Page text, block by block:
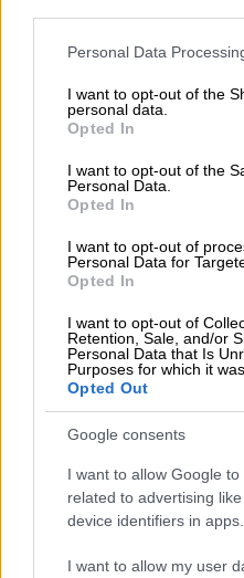
Please note that this
not limited to your visit or
grant or deny consent to
use your data for below
consent section.
Personal Data
I want to opt-out of the
personal data.
Opted In
I want to opt-out of the
Personal Data.
Opted In
I want to opt-out of
Personal Data for
Opted In
I want to opt-out of
Retention, Sale, and/or
Personal Data that Is
Purposes for which it
Opted Out
Google consents
I want to allow Google
related to advertising
device identifiers in apps.
I want to allow my user
«Το παιδί μου είπε
ότι ζαλίζεται.
φυσικάδεν μπορούσε
βρέθηκε στο έδαφος.
χαρακτηριστικά η
«Δεκαπέντε χρόνια
πρωτοείπα δεν είχαν
δυστυχώς… έχουν
τσάμπα. Τι να πω
ίδια.
«Από το 2009
ιστορία»